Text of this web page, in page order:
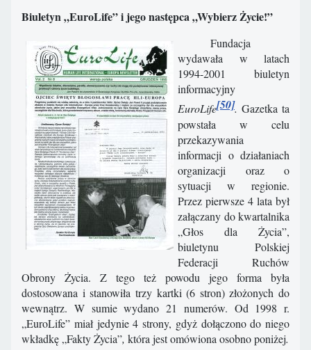
Biuletyn „EuroLife” i jego następca „Wybierz Życie!”
Fundacja
wydawała w latach
1994-2001 biuletyn
informacyjny
EuroLife[50]. Gazetka ta
powstała w celu
przekazywania
informacji o działaniach
organizacji oraz o
sytuacji w regionie.
Przez pierwsze 4 lata był
załączany do kwartalnika
„Głos dla Życia”,
biuletynu Polskiej
Federacji Ruchów
Obrony Życia. Z tego też powodu jego forma była
dostosowana i stanowiła trzy kartki (6 stron) złożonych do
wewnątrz. W sumie wydano 21 numerów. Od 1998 r.
„EuroLife” miał jedynie 4 strony, gdyż dołączono do niego
wkładkę „Fakty Życia”, która jest omówiona osobno poniżej.